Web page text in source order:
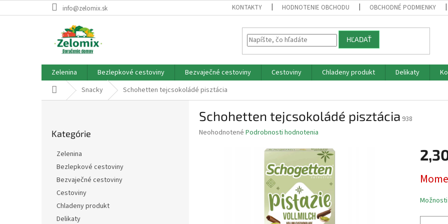
na
info@zelomix.sk KONTAKTY HODNOTENIE OBCHODU OBCHODNÉ PODMIENKY
HĽADAŤ
Zelenina Bezlepkové cestoviny Bezvaječné cestoviny Cestoviny Chladeny produkt Delikaty
DomovSnacky Schohetten tejcsokoládé pisztácia
kategórie
Kategórie
Zelenina
Bezlepkové cestoviny
Bezvaječné cestoviny
Cestoviny
Chladeny produkt
Delikaty
Schohetten tejcsokoládé pisztácia 938
Priemerné
Neohodnotené Podrobnosti hodnotenia
cena: